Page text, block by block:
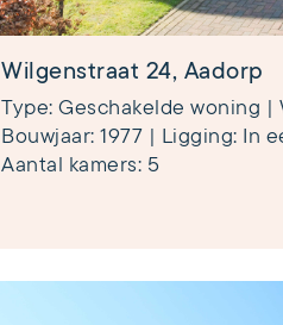
Wilgenstraat 24, Aadorp
Type: Geschakelde woning |
Bouwjaar: 1977 | Ligging: In
Aantal kamers: 5